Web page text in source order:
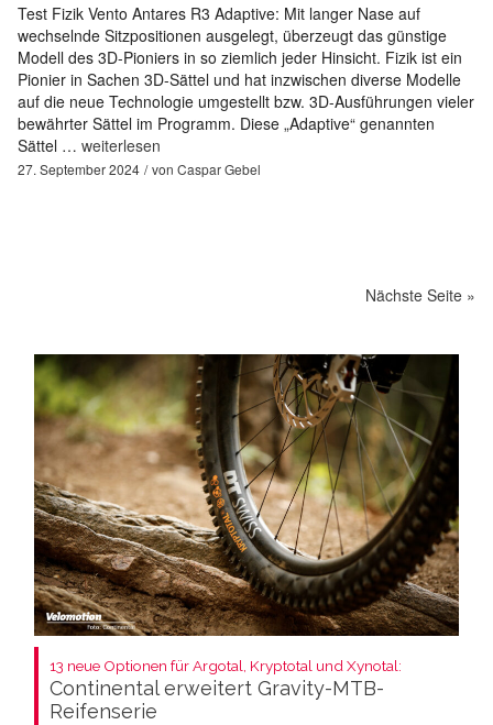
Test Fizik Vento Antares R3 Adaptive: Mit langer Nase auf
wechselnde Sitzpositionen ausgelegt, überzeugt das günstige
Modell des 3D-Pioniers in so ziemlich jeder Hinsicht. Fizik ist ein
Pionier in Sachen 3D-Sättel und hat inzwischen diverse Modelle
auf die neue Technologie umgestellt bzw. 3D-Ausführungen vieler
bewährter Sättel im Programm. Diese „Adaptive“ genannten
Sättel … weiterlesen
27. September 2024 von Caspar Gebel
Nächste Seite »
13 neue Optionen für Argotal, Kryptotal und Xynotal:
Continental erweitert Gravity-MTB-
Reifenserie